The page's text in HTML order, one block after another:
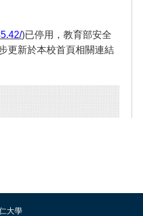
)已停用，教育部安全
更新於本校首頁相關連結
大學